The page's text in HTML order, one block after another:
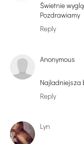
Świetnie
Pozdrawiamy
Reply
Anonymous
Najladniejsza
Reply
Lyn